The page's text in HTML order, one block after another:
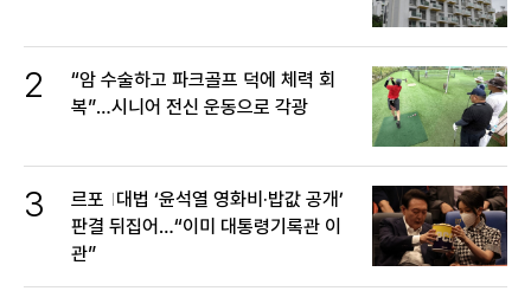
2
“암 수술하고 파크골프 덕에 체력 회
복”…시니어 전신 운동으로 각광
3 르포
대법 ‘윤석열 영화비·밥값 공개’
판결 뒤집어…“이미 대통령기록관 이
관”